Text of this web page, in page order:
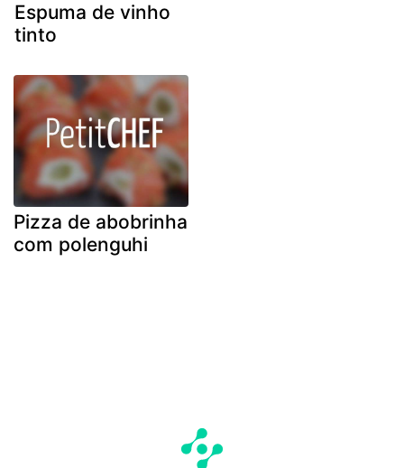
Espuma de vinho
tinto
Pizza de abobrinha
com polenguhi